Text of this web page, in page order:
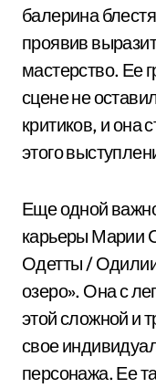
балерина
проявив
мастерство. Ее
сцене не
критиков, и она
этого
Еще одной
карьеры Марии
Одетты /
озеро». Она с
этой сложной и
свое
персонажа. Ее